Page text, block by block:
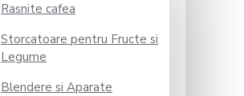
Rasnite cafea
Storcatoare pentru Fructe si
Legume
Blendere si Aparate